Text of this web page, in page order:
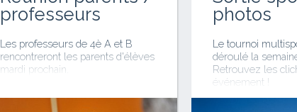
professeurs
Les professeurs de 4è A et B
rencontreront les parents d'élèves
mardi prochain.
photos
Le tournoi
déroulé la
Retrouvez les
événement !